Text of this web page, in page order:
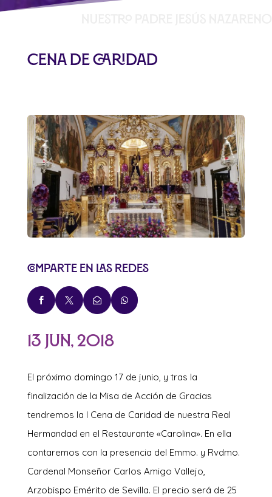
Cena de Caridad
Comparte en las redes
   
13 Jun, 2018
El próximo domingo 17 de junio, y tras la
finalización de la Misa de Acción de Gracias
tendremos la I Cena de Caridad de nuestra Real
Hermandad en el Restaurante «Carolina». En ella
contaremos con la presencia del Emmo. y Rvdmo.
Cardenal Monseñor Carlos Amigo Vallejo,
Arzobispo Emérito de Sevilla. El precio será de 25